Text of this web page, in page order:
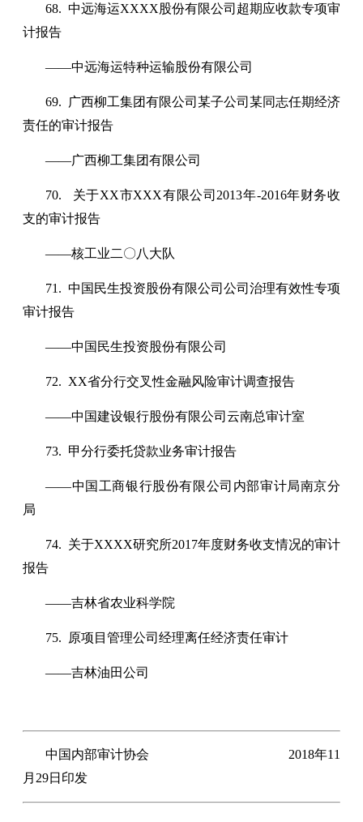
68. 中远海运XXXX股份有限公司超期应收款专项审
计报告
——中远海运特种运输股份有限公司
69. 广西柳工集团有限公司某子公司某同志任期经济
责任的审计报告
——广西柳工集团有限公司
70. 关于XX市XXX有限公司2013年-2016年财务收
支的审计报告
——核工业二〇八大队
71. 中国民生投资股份有限公司公司治理有效性专项
审计报告
——中国民生投资股份有限公司
72. XX省分行交叉性金融风险审计调查报告
——中国建设银行股份有限公司云南总审计室
73. 甲分行委托贷款业务审计报告
——中国工商银行股份有限公司内部审计局南京分
局
74. 关于XXXX研究所2017年度财务收支情况的审计
报告
——吉林省农业科学院
75. 原项目管理公司经理离任经济责任审计
——吉林油田公司
中国内部审计协会 2018年11
月29日印发